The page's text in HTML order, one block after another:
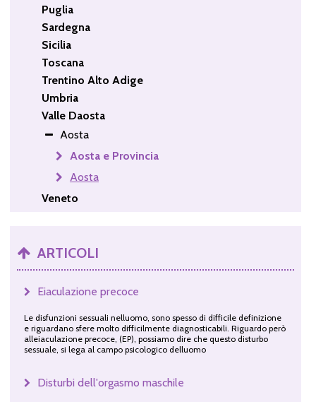
Puglia
Sardegna
Sicilia
Toscana
Trentino Alto Adige
Umbria
Valle Daosta
Aosta
Aosta e Provincia
Aosta
Veneto
ARTICOLI
Eiaculazione precoce
Le disfunzioni sessuali nelluomo, sono spesso di difficile definizione
e riguardano sfere molto difficilmente diagnosticabili. Riguardo però
alleiaculazione precoce, (EP), possiamo dire che questo disturbo
sessuale, si lega al campo psicologico delluomo
Disturbi dell'orgasmo maschile